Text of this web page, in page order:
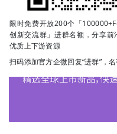
限时免费开放200个「
创新交流群」进群名额，分享
优质上下游资源
扫码添加官方企微回复“进群”，名